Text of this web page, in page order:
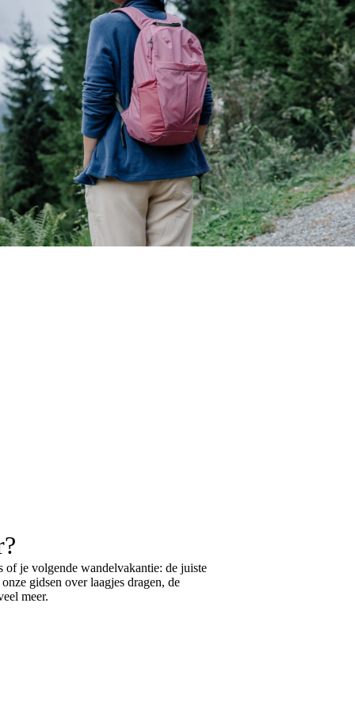
of je volgende wandelvakantie: de juiste
gidsen overlaagjes dragen, de
meer.